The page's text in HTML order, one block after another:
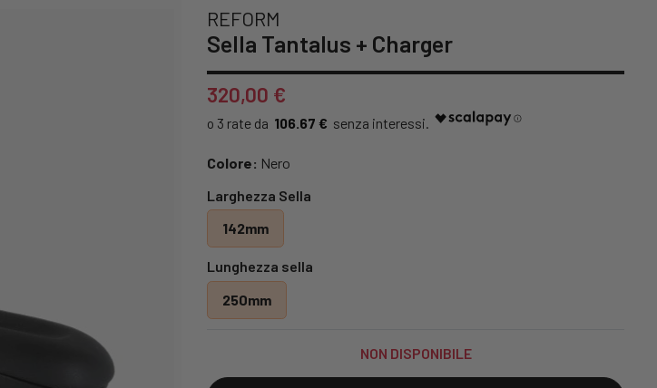
REFORM
Sella Tantalus + Charger
320,00 €
106.67 €
Colore: Nero
Larghezza Sella
142mm
Lunghezza sella
250mm
NON DISPONIBILE